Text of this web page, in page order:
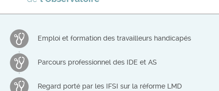
Emploi et formation des travailleurs handicapés
Parcours professionnel des IDE et AS
Regard porté par les IFSI sur la réforme LMD